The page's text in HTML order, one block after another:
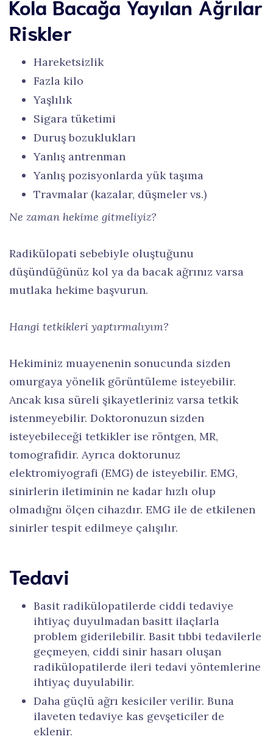
Kola Bacağa Yayılan Ağrılar
Riskler
Hareketsizlik
Fazla kilo
Yaşlılık
Sigara tüketimi
Duruş bozuklukları
Yanlış antrenman
Yanlış pozisyonlarda yük taşıma
Travmalar (kazalar, düşmeler vs.)
Ne zaman hekime gitmeliyiz?
Radikülopati sebebiyle oluştuğunu
düşündüğünüz kol ya da bacak ağrınız varsa
mutlaka hekime başvurun.
Hangi tetkikleri yaptırmalıyım?
Hekiminiz muayenenin sonucunda sizden
omurgaya yönelik görüntüleme isteyebilir.
Ancak kısa süreli şikayetleriniz varsa tetkik
istenmeyebilir. Doktoronuzun sizden
isteyebileceği tetkikler ise röntgen, MR,
tomografidir. Ayrıca doktorunuz
elektromiyografi (EMG) de isteyebilir. EMG,
sinirlerin iletiminin ne kadar hızlı olup
olmadığnı ölçen cihazdır. EMG ile de etkilenen
sinirler tespit edilmeye çalışılır.
Tedavi
Basit radikülopatilerde ciddi tedaviye
ihtiyaç duyulmadan basitt ilaçlarla
problem giderilebilir. Basit tıbbi tedavilerle
geçmeyen, ciddi sinir hasarı oluşan
radikülopatilerde ileri tedavi yöntemlerine
ihtiyaç duyulabilir.
Daha güçlü ağrı kesiciler verilir. Buna
ilaveten tedaviye kas gevşeticiler de
eklenir.